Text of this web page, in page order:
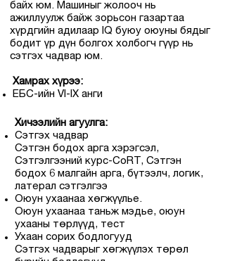
байх юм. Машиныг жолооч нь
ажиллуулж байж зорьсон газартаа
хүрдгийн адилаар IQ буюу оюуны бядыг
бодит үр дүн болгох холбогч гүүр нь
сэтгэх чадвар юм.
Хамрах хүрээ:
ЕБС-ийн VI-IX анги
Хичээлийн агуулга:
Сэтгэх чадвар
Сэтгэн бодох арга хэрэгсэл,
Сэтгэлгээний курс-CoRT, Сэтгэн
бодох 6 малгайн арга, бүтээлч, логик,
латерал сэтгэлгээ
Оюун ухаанаа хөгжүүлье.
Оюун ухаанаа таньж мэдье, оюун
ухааны төрлүүд, тест
Ухаан сорих бодлогууд
Сэтгэх чадварыг хөгжүүлэх төрөл